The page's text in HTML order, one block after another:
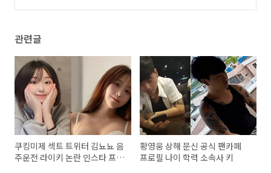
관련글
쿠킹미제 섹트 트위터 김뇨뇨 음
주운전 라이키 논란 인스타 프로
황영웅 상해 문신 공식 팬카페
프로필 나이 학력 소속사 키